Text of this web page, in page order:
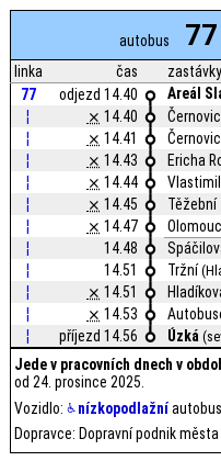
autobus 77
linka čas zastávky
77
odjezd 14.40 Areál
¦
⨯ 14.40
¦
⨯ 14.41
¦
⨯ 14.43 Ericha
¦
⨯ 14.44
¦
⨯ 14.45 Těžební
¦
⨯ 14.47
¦
14.48
¦
14.51 Tržní
¦
⨯ 14.51
¦
⨯ 14.53
¦
příjezd 14.56 Úzká
Jede v pracovních dnech v
od 24. prosince 2025.
Vozidlo: nízkopodlažní
Dopravce: Dopravní podnik města